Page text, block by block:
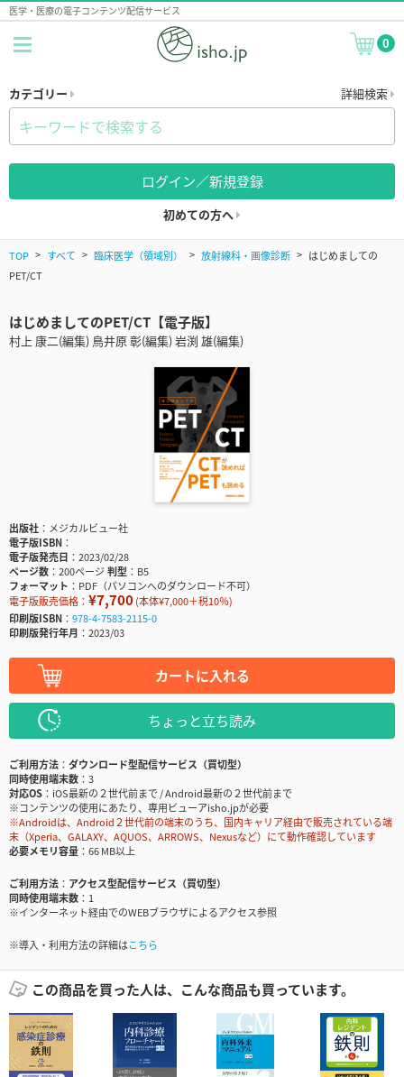
医学・医療の電子コンテンツ配信サービス
0
カテゴリー 詳細検索
ログイン／新規登録
初めての方へ
TOP すべて 臨床医学（領域別） 放射線科・画像診断
はじめましての
PET/CT
はじめましてのPET/CT【電子版】
村上 康二(編集) 鳥井原 彰(編集) 岩渕 雄(編集)
出版社
メジカルビュー社
電子版ISBN
電子版発売日
2023/02/28
ページ数
200ページ判型
B5
フォーマット
PDF（パソコンへのダウンロード不可）
電子版販売価格： ¥7,700(本体¥7,000＋税10％)
印刷版ISBN
978-4-7583-2115-0
印刷版発行年月
2023/03
カートに入れる
ちょっと立ち読み
ご利用方法
ダウンロード型配信サービス（買切型）
同時使用端末数
3
対応OS
iOS最新の２世代前まで / Android最新の２世代前まで
※コンテンツの使用にあたり、専用ビューアisho.jpが必要
※Androidは、Android２世代前の端末のうち、国内キャリア経由で販売されている端
末（Xperia、GALAXY、AQUOS、ARROWS、Nexusなど）にて動作確認しています
必要メモリ容量
66 MB以上
ご利用方法
アクセス型配信サービス（買切型）
同時使用端末数
1
※インターネット経由でのWEBブラウザによるアクセス参照
※導入・利用方法の詳細はこちら
この商品を買った人は、こんな商品も買っています。